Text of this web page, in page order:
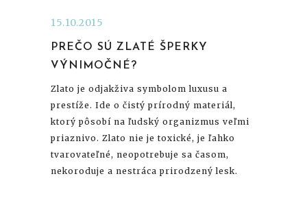
15.10.2015
PREČO SÚ ZLATÉ ŠPERKY
VÝNIMOČNÉ?
Zlato je odjakživa symbolom luxusu a
prestíže. Ide o čistý prírodný materiál,
ktorý pôsobí na ľudský organizmus veľmi
priaznivo. Zlato nie je toxické, je ľahko
tvarovateľné, neopotrebuje sa časom,
nekoroduje a nestráca prirodzený lesk.